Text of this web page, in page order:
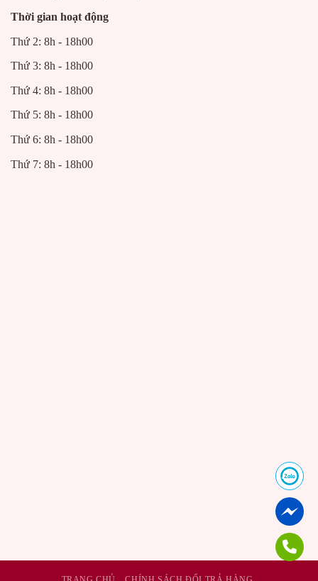
Thời gian hoạt động
Thứ 2: 8h - 18h00
Thứ 3: 8h - 18h00
Thứ 4: 8h - 18h00
Thứ 5: 8h - 18h00
Thứ 6: 8h - 18h00
Thứ 7: 8h - 18h00